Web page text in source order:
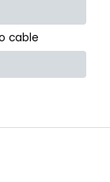
cable